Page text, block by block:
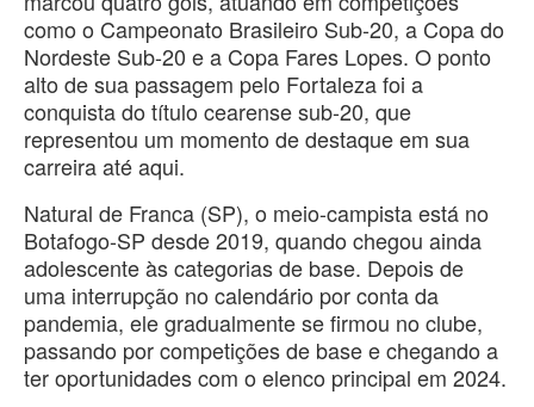
como o Campeonato Brasileiro Sub-20, a Copa do
Nordeste Sub-20 e a Copa Fares Lopes. O ponto
alto de sua passagem pelo Fortaleza foi a
conquista do título cearense sub-20, que
representou um momento de destaque em sua
carreira até aqui.
Natural de Franca (SP), o meio-campista está no
Botafogo-SP desde 2019, quando chegou ainda
adolescente às categorias de base. Depois de
uma interrupção no calendário por conta da
pandemia, ele gradualmente se firmou no clube,
passando por competições de base e chegando a
ter oportunidades com o elenco principal em 2024.